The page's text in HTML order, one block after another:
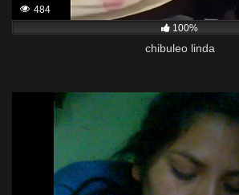
484
100%
chibuleo linda